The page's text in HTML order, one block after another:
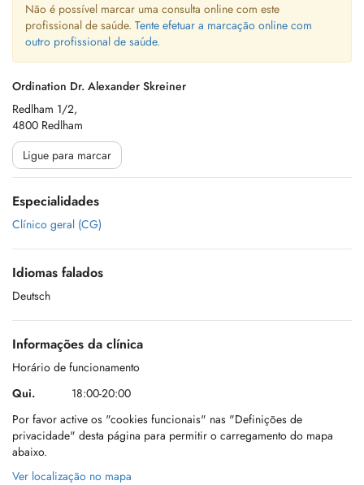
Não é possível marcar uma consulta online com este
profissional de saúde. Tente efetuar a marcação online com
outro profissional de saúde.
Ordination Dr. Alexander Skreiner
Redlham 1/2,
4800 Redlham
Ligue para marcar
Especialidades
Clínico geral (CG)
Idiomas falados
Deutsch
Informações da clínica
Horário de funcionamento
Qui.
18:00-20:00
Por favor active os "cookies funcionais" nas "Definições de
privacidade" desta página para permitir o carregamento do mapa
abaixo.
Ver localização no mapa